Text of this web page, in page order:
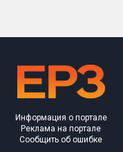
Информация о портале
Реклама на портале
Сообщить об ошибке